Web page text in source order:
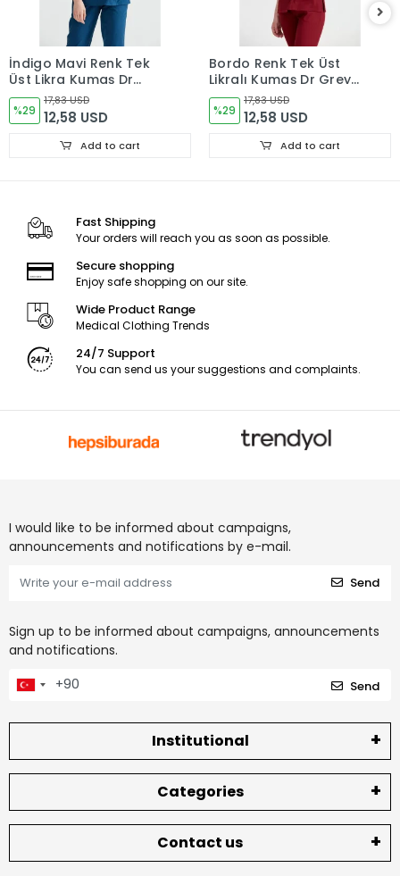
İndigo Mavi Renk Tek
Üst Likra Kumaş Dr
Greys Kesim
%29
17,83 USD
12,58 USD
Add to cart
Bordo Renk Tek Üst
Likralı Kumaş Dr Greys
Kesim
%29
17,83 USD
12,58 USD
Add to cart
Fast Shipping
Your orders will reach you as soon as possible.
Secure shopping
Enjoy safe shopping on our site.
Wide Product Range
Medical Clothing Trends
24/7 Support
You can send us your suggestions and complaints.
I would like to be informed about campaigns,
announcements and notifications by e-mail.
Send
Sign up to be informed about campaigns, announcements
and notifications.
Send
Institutional
Categories
Contact us